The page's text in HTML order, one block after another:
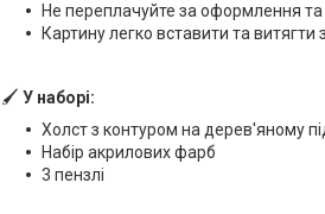
Не переплачуйте за оформлення та
Картину легко вставити та
🖌 У наборі:
Холст з контуром на дерев'яному
Набір акрилових фарб
3 пензлі